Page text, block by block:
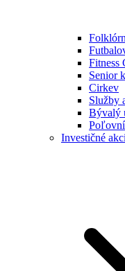
Fitness
Senior
Cirkev
Služby
Bývalý
Investičné